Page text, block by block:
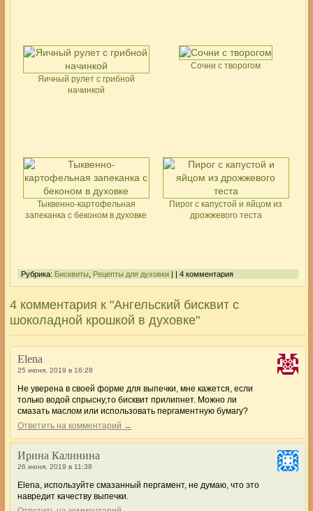
Яичный рулет с грибной
начинкой
Сочни с творогом
Тыквенно-картофельная
запеканка с беконом в духовке
Пирог с капустой и яйцом из
дрожжевого теста
Рубрика: Бисквиты Рецепты для духовки| | 4 комментария
4 комментария к "Ангельский бисквит с
шоколадной крошкой в духовке"
Elena
25 июня, 2019 в 16:28
Не уверена в своей форме для выпечки, мне кажется, если
только водой спрысну,то бисквит прилипнет. Можно ли
смазать маслом или использовать пергаментную бумагу?
Ответить на комментарий →
Ирина Калинина
26 июня, 2019 в 11:38
Elena, используйте смазанный пергамент, не думаю, что это
навредит качеству выпечки.